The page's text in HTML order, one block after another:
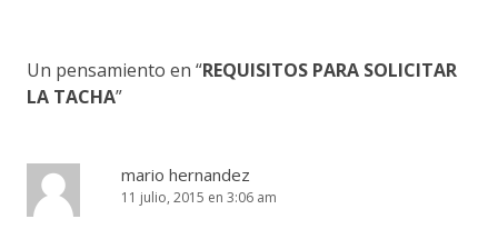
Un pensamiento en “REQUISITOS PARA SOLICITAR
LA TACHA”
mario hernandez
11 julio, 2015 en 3:06 am